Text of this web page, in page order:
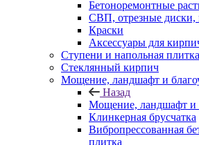
Бетоноремонтные
СВП, отрезные диски,
Краски
Аксессуары для
Ступени и напольная плитка
Cтеклянный кирпич
Мощение, ландшафт и
Назад
Мощение, ландшафт и
Клинкерная брусчатка
Вибропрессованная
плитка